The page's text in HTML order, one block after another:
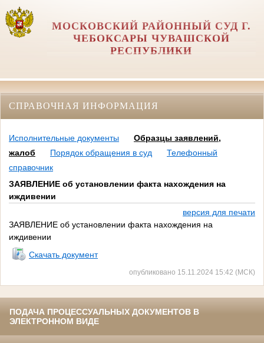
МОСКОВСКИЙ РАЙОННЫЙ СУД Г.
ЧЕБОКСАРЫ ЧУВАШСКОЙ
РЕСПУБЛИКИ
СПРАВОЧНАЯ ИНФОРМАЦИЯ
Исполнительные документы
Образцы заявлений,
жалоб
Порядок обращения в суд
Телефонный
справочник
ЗАЯВЛЕНИЕ об установлении факта нахождения на
иждивении
версия для печати
ЗАЯВЛЕНИЕ об установлении факта нахождения на
иждивении
Скачать документ
опубликовано 15.11.2024 15:42 (МСК)
ПОДАЧА ПРОЦЕССУАЛЬНЫХ ДОКУМЕНТОВ В
ЭЛЕКТРОННОМ ВИДЕ